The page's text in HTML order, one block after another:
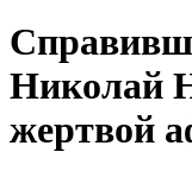
Николай
жертвой